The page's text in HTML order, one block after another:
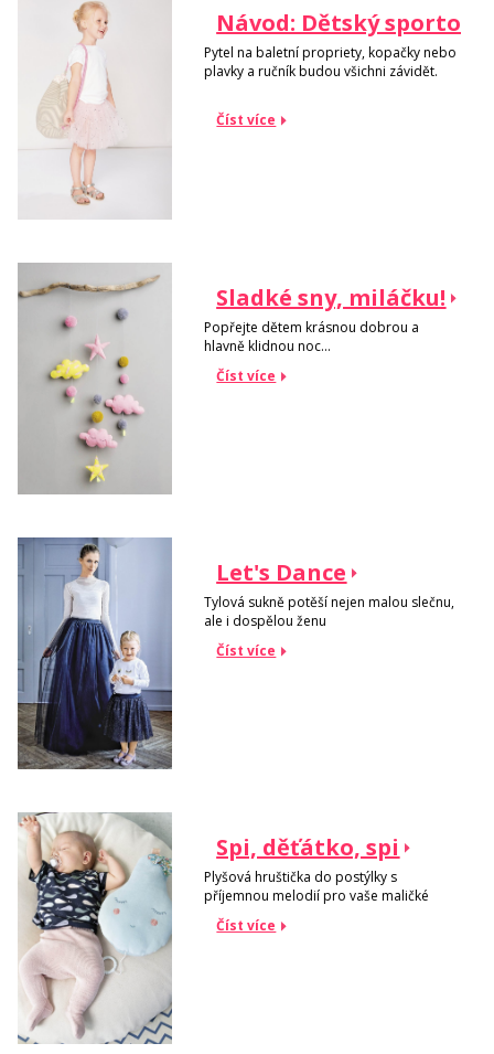
Návod: Dětský
Pytel na baletní propriety, kopačky nebo
plavky a ručník budou všichni závidět.
Číst více
Sladké sny, miláčku!
Popřejte dětem krásnou dobrou a
hlavně klidnou noc...
Číst více
Let's Dance
Tylová sukně potěší nejen malou slečnu,
ale i dospělou ženu
Číst více
Spi, děťátko, spi
Plyšová hruštička do postýlky s
příjemnou melodií pro vaše maličké
Číst více